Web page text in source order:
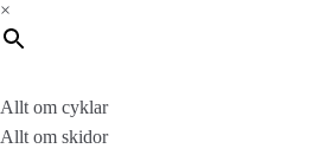
×
Allt om cyklar
Allt om skidor